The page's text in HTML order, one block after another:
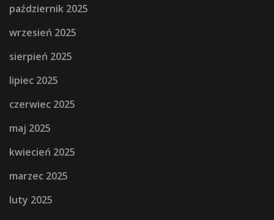
październik 2025
wrzesień 2025
sierpień 2025
lipiec 2025
czerwiec 2025
maj 2025
kwiecień 2025
marzec 2025
luty 2025